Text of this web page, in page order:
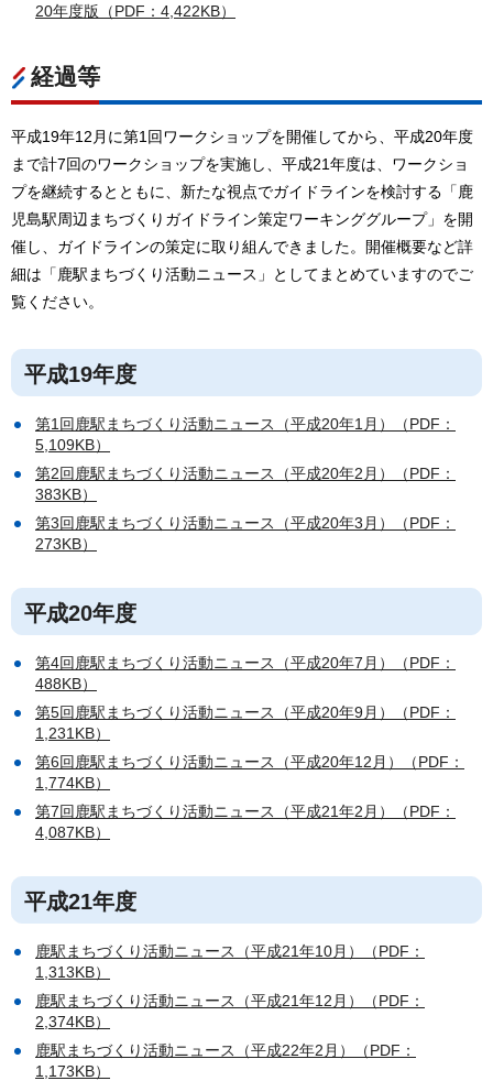
20年度版（PDF：4,422KB）
経過等
平成19年12月に第1回ワークショップを開催してから、平成20年度
まで計7回のワークショップを実施し、平成21年度は、ワークショ
プを継続するとともに、新たな視点でガイドラインを検討する「鹿
児島駅周辺まちづくりガイドライン策定ワーキンググループ」を開
催し、ガイドラインの策定に取り組んできました。開催概要など詳
細は「鹿駅まちづくり活動ニュース」としてまとめていますのでご
覧ください。
平成19年度
第1回鹿駅まちづくり活動ニュース（平成20年1月）（PDF：
5,109KB）
第2回鹿駅まちづくり活動ニュース（平成20年2月）（PDF：
383KB）
第3回鹿駅まちづくり活動ニュース（平成20年3月）（PDF：
273KB）
平成20年度
第4回鹿駅まちづくり活動ニュース（平成20年7月）（PDF：
488KB）
第5回鹿駅まちづくり活動ニュース（平成20年9月）（PDF：
1,231KB）
第6回鹿駅まちづくり活動ニュース（平成20年12月）（PDF：
1,774KB）
第7回鹿駅まちづくり活動ニュース（平成21年2月）（PDF：
4,087KB）
平成21年度
鹿駅まちづくり活動ニュース（平成21年10月）（PDF：
1,313KB）
鹿駅まちづくり活動ニュース（平成21年12月）（PDF：
2,374KB）
鹿駅まちづくり活動ニュース（平成22年2月）（PDF：
1,173KB）